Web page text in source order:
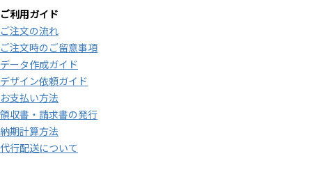
ご利用ガイド
ご注文の流れ
ご注文時のご留意事項
データ作成ガイド
デザイン依頼ガイド
お支払い方法
領収書・請求書の発行
納期計算方法
代行配送について